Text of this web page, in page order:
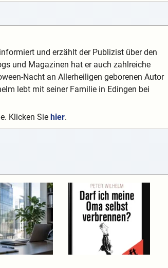
und erzählt der Publizist über den
und Magazinen hat er auch zahlreiche
Nacht an Allerheiligen geborenen Autor
lebt mit seiner Familie in Edingen bei
Klicken Sie hier.